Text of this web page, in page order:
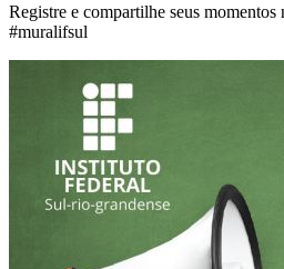
Registre e compartilhe seus
#muralifsul